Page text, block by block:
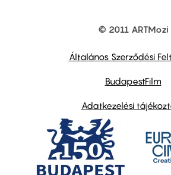
© 2011 ARTMozi
Általános Szerződési
BudapestFilm
Adatkezelési